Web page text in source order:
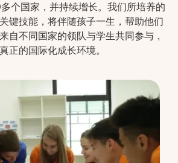
个国家，并持续增长。我们所培养的
键技能，将伴随孩子一生，帮助他们
自不同国家的领队与学生共同参与，
正的国际化成长环境。